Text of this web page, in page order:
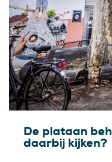
De plataan
daarbij kijken?